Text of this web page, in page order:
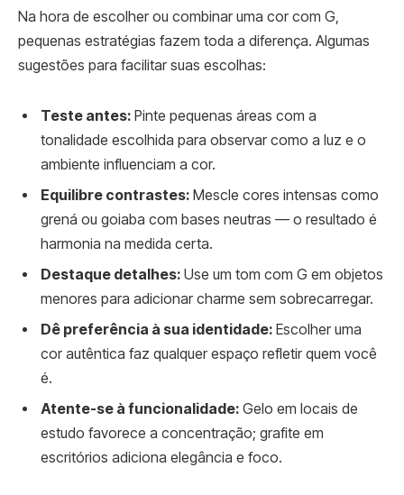
Na hora de escolher ou combinar uma cor com G,
pequenas estratégias fazem toda a diferença. Algumas
sugestões para facilitar suas escolhas:
Teste antes: Pinte pequenas áreas com a
tonalidade escolhida para observar como a luz e o
ambiente influenciam a cor.
Equilibre contrastes: Mescle cores intensas como
grená ou goiaba com bases neutras — o resultado é
harmonia na medida certa.
Destaque detalhes: Use um tom com G em objetos
menores para adicionar charme sem sobrecarregar.
Dê preferência à sua identidade: Escolher uma
cor autêntica faz qualquer espaço refletir quem você
é.
Atente-se à funcionalidade: Gelo em locais de
estudo favorece a concentração; grafite em
escritórios adiciona elegância e foco.